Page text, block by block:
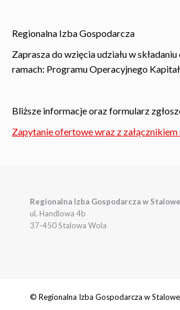
Regionalna Izba Gospodarcza
Zaprasza do wzięcia udziału w
ramach: Programu Operacyjnego
Bliższe informacje oraz formularz
Zapytanie ofertowe wraz z załącznikiem
Regionalna Izba Gospodarcza w
ul. Handlowa 4b
37-450 Stalowa Wola
© Regionalna Izba Gospodarcza w